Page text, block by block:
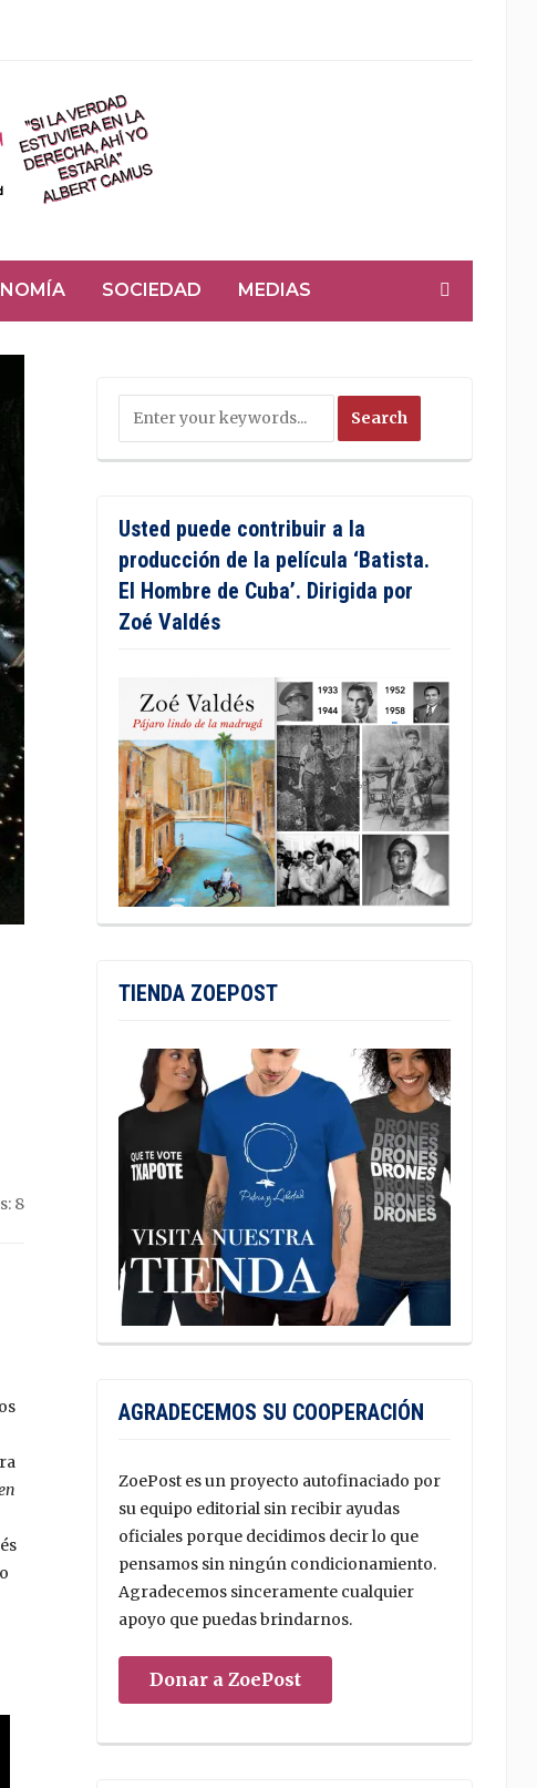
SOCIEDAD MEDIAS
8
Usted puede contribuir a la
producción de la película ‘Batista.
El Hombre de Cuba’. Dirigida por
Zoé Valdés
TIENDA ZOEPOST
AGRADECEMOS SU COOPERACIÓN
ZoePost es un proyecto autofinaciado por
su equipo editorial sin recibir ayudas
oficiales porque decidimos decir lo que
pensamos sin ningún condicionamiento.
Agradecemos sinceramente cualquier
apoyo que puedas brindarnos.
Donar a ZoePost